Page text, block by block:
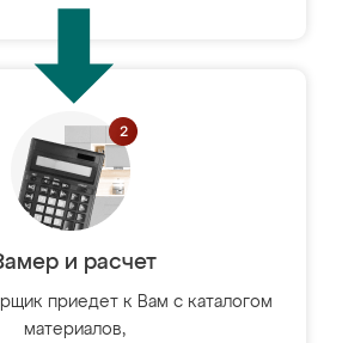
и расчет
приедет к Вам с каталогом
материалов,